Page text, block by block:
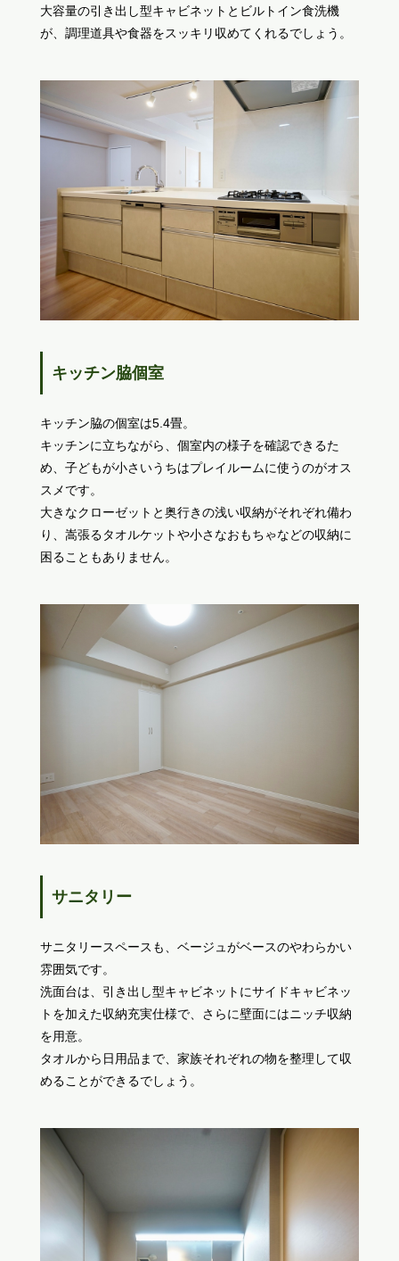
大容量の引き出し型キャビネットとビルトイン食洗機
が、調理道具や食器をスッキリ収めてくれるでしょう。
キッチン脇個室
キッチン脇の個室は5.4畳。
キッチンに立ちながら、個室内の様子を確認できるた
め、子どもが小さいうちはプレイルームに使うのがオス
スメです。
大きなクローゼットと奥行きの浅い収納がそれぞれ備わ
り、嵩張るタオルケットや小さなおもちゃなどの収納に
困ることもありません。
サニタリー
サニタリースペースも、ベージュがベースのやわらかい
雰囲気です。
洗面台は、引き出し型キャビネットにサイドキャビネッ
トを加えた収納充実仕様で、さらに壁面にはニッチ収納
を用意。
タオルから日用品まで、家族それぞれの物を整理して収
めることができるでしょう。